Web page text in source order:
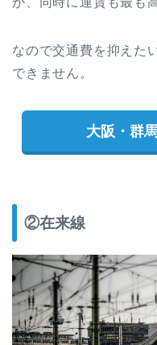
なので交通費を抑えた
できません。
大阪・群
②在来線